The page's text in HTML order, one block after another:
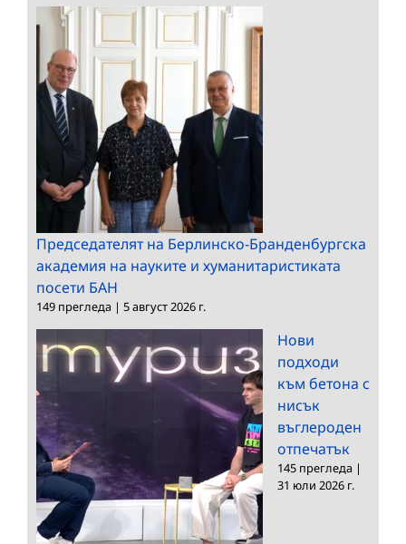
Председателят на Берлинско-Бранденбургска
академия на науките и хуманитаристиката
посети БАН
149 прегледа | 5 август 2026 г.
Нови
подходи
към бетона с
нисък
въглероден
отпечатък
145 прегледа |
31 юли 2026 г.